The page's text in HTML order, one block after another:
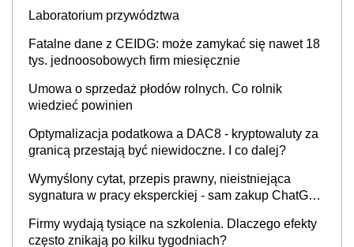
Laboratorium przywództwa
Fatalne dane z CEIDG: może zamykać się nawet 18
tys. jednoosobowych firm miesięcznie
Umowa o sprzedaż płodów rolnych. Co rolnik
wiedzieć powinien
Optymalizacja podatkowa a DAC8 - kryptowaluty za
granicą przestają być niewidoczne. I co dalej?
Wymyślony cytat, przepis prawny, nieistniejąca
sygnatura w pracy eksperckiej - sam zakup ChatGPT
Firmy wydają tysiące na szkolenia. Dlaczego efekty
często znikają po kilku tygodniach?